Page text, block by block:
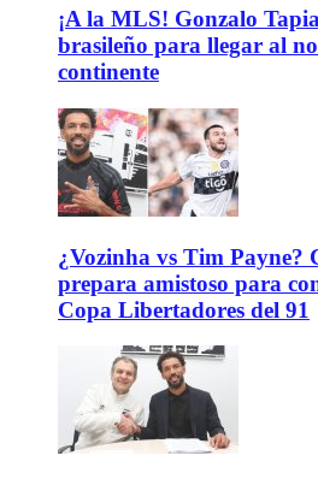
¡A la MLS! Gonzalo
brasileño para llegar al
continente
¿Vozinha vs Tim Payne?
prepara amistoso para
Copa Libertadores del 91